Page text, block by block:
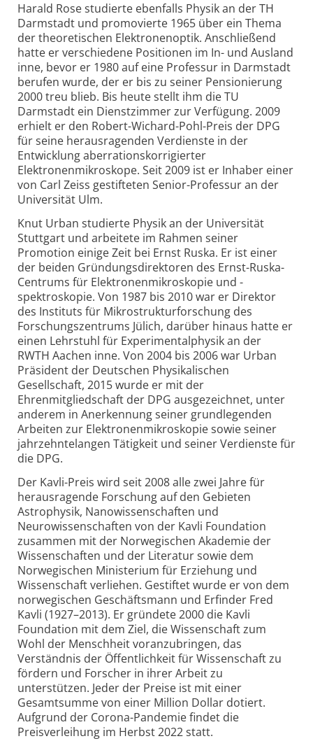
Harald Rose studierte ebenfalls Physik an der TH
Darmstadt und promovierte 1965 über ein Thema
der theoretischen Elektronenoptik. Anschließend
hatte er verschiedene Positionen im In- und Ausland
inne, bevor er 1980 auf eine Professur in Darmstadt
berufen wurde, der er bis zu seiner Pensionierung
2000 treu blieb. Bis heute stellt ihm die TU
Darmstadt ein Dienstzimmer zur Verfügung. 2009
erhielt er den Robert-Wichard-Pohl-Preis der DPG
für seine herausragenden Verdienste in der
Entwicklung aberrationskorrigierter
Elektronenmikroskope. Seit 2009 ist er Inhaber einer
von Carl Zeiss gestifteten Senior-Professur an der
Universität Ulm.
Knut Urban studierte Physik an der Universität
Stuttgart und arbeitete im Rahmen seiner
Promotion einige Zeit bei Ernst Ruska. Er ist einer
der beiden Gründungsdirektoren des Ernst-Ruska-
Centrums für Elektronenmikroskopie und -
spektroskopie. Von 1987 bis 2010 war er Direktor
des Instituts für Mikrostrukturforschung des
Forschungszentrums Jülich, darüber hinaus hatte er
einen Lehrstuhl für Experimentalphysik an der
RWTH Aachen inne. Von 2004 bis 2006 war Urban
Präsident der Deutschen Physikalischen
Gesellschaft, 2015 wurde er mit der
Ehrenmitgliedschaft der DPG ausgezeichnet, unter
anderem in Anerkennung seiner grundlegenden
Arbeiten zur Elektronenmikroskopie sowie seiner
jahrzehntelangen Tätigkeit und seiner Verdienste für
die DPG.
Der Kavli-Preis wird seit 2008 alle zwei Jahre für
herausragende Forschung auf den Gebieten
Astrophysik, Nanowissenschaften und
Neurowissenschaften von der Kavli Foundation
zusammen mit der Norwegischen Akademie der
Wissenschaften und der Literatur sowie dem
Norwegischen Ministerium für Erziehung und
Wissenschaft verliehen. Gestiftet wurde er von dem
norwegischen Geschäftsmann und Erfinder Fred
Kavli (1927–2013). Er gründete 2000 die Kavli
Foundation mit dem Ziel, die Wissenschaft zum
Wohl der Menschheit voranzubringen, das
Verständnis der Öffentlichkeit für Wissenschaft zu
fördern und Forscher in ihrer Arbeit zu
unterstützen. Jeder der Preise ist mit einer
Gesamtsumme von einer Million Dollar dotiert.
Aufgrund der Corona-Pandemie findet die
Preisverleihung im Herbst 2022 statt.